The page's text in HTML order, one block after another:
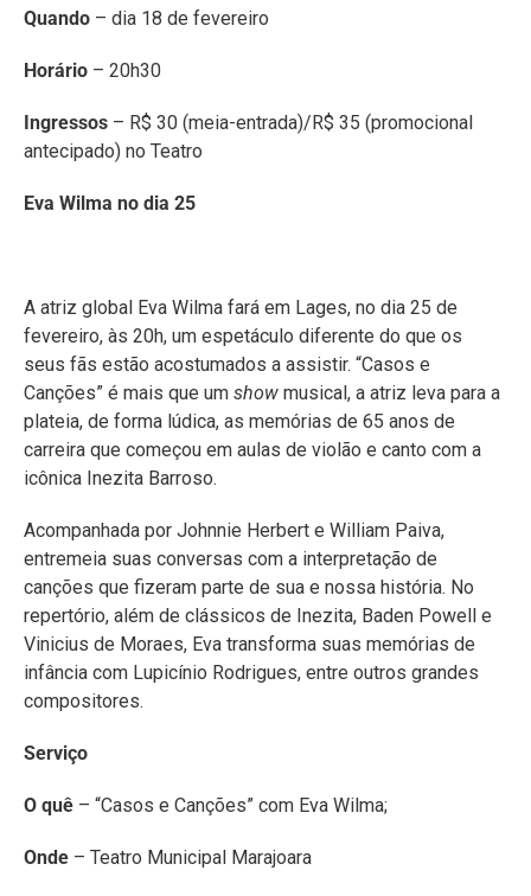
Quando – dia 18 de fevereiro
Horário – 20h30
Ingressos – R$ 30 (meia-entrada)/R$ 35 (promocional
antecipado) no Teatro
Eva Wilma no dia 25
A atriz global Eva Wilma fará em Lages, no dia 25 de
fevereiro, às 20h, um espetáculo diferente do que os
seus fãs estão acostumados a assistir. “Casos e
Canções” é mais que um show musical, a atriz leva para a
plateia, de forma lúdica, as memórias de 65 anos de
carreira que começou em aulas de violão e canto com a
icônica Inezita Barroso.
Acompanhada por Johnnie Herbert e William Paiva,
entremeia suas conversas com a interpretação de
canções que fizeram parte de sua e nossa história. No
repertório, além de clássicos de Inezita, Baden Powell e
Vinicius de Moraes, Eva transforma suas memórias de
infância com Lupicínio Rodrigues, entre outros grandes
compositores.
Serviço
O quê – “Casos e Canções” com Eva Wilma;
Onde – Teatro Municipal Marajoara